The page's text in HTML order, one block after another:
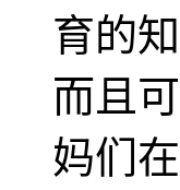
育的
而且
妈们